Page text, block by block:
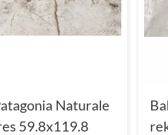
Naturale
59.8x119.8